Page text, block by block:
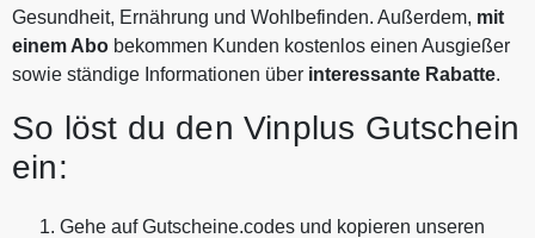
Gesundheit, Ernährung und Wohlbefinden. Außerdem, mit
einem Abo bekommen Kunden kostenlos einen Ausgießer
sowie ständige Informationen über interessante Rabatte.
So löst du den Vinplus Gutschein
ein:
Gehe auf Gutscheine.codes und kopieren unseren